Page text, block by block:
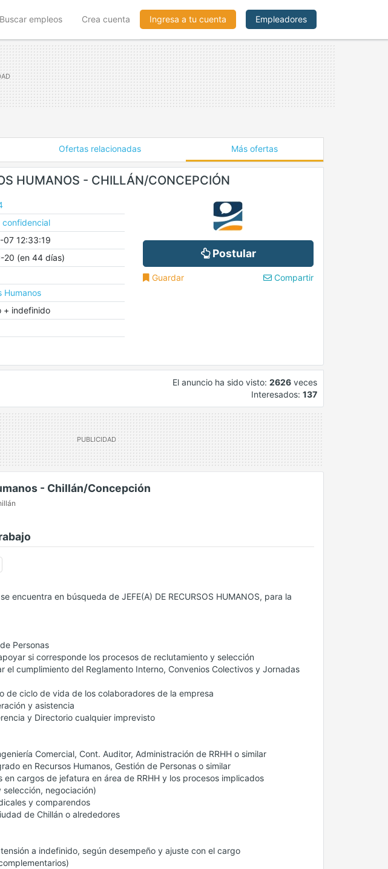
Buscar empleos Crea cuenta Ingresa a tu cuenta Empleadores
Ofertas relacionadas Más ofertas
HUMANOS - CHILLÁN/CONCEPCIÓN
confidencial
07 12:33:19
20 (en 44 días)
Humanos
+ indefinido
Postular
Guardar Compartir
El anuncio ha sido visto: 2626 veces
Interesados: 137
- Chillán/Concepción
encuentra en búsqueda de JEFE(A) DE RECURSOS HUMANOS, para la
Personas
si corresponde los procesos de reclutamiento y selección
el cumplimiento del Reglamento Interno, Convenios Colectivos y Jornadas
de ciclo de vida de los colaboradores de la empresa
y asistencia
y Directorio cualquier imprevisto
Comercial, Cont. Auditor, Administración de RRHH o similar
en Recursos Humanos, Gestión de Personas o similar
en cargos de jefatura en área de RRHH y los procesos implicados
negociación)
y comparendos
de Chillán o alrededores
a indefinido, según desempeño y ajuste con el cargo